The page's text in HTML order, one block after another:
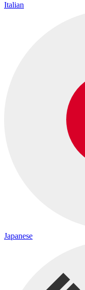
Italian
Japanese